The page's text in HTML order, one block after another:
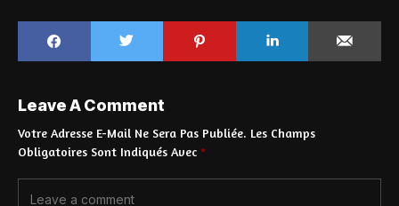
Leave A Comment
Votre Adresse E-Mail Ne Sera Pas Publiée. Les Champs
Obligatoires Sont Indiqués Avec *